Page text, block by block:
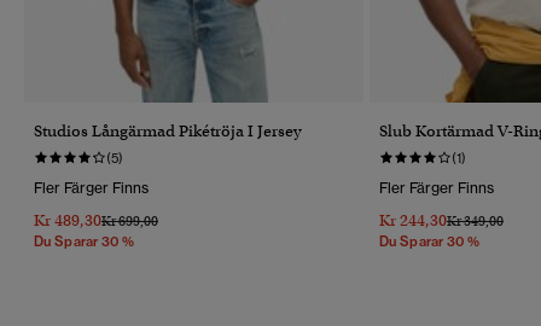
Studios Långärmad Pikétröja I Jersey
(5)
Fler Färger Finns
Kr 489,30Pris Reducerat Från
Kr 699,00Till
Du Sparar 30 %
Slub Kortärmad V-
(1)
Fler Färger Finns
Kr 244,30Pris Reducerat
Kr 349,00Till
Du Sparar 30 %